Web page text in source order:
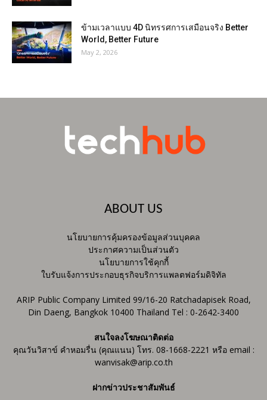
ข้ามเวลาแบบ 4D นิทรรศการเสมือนจริง Better
World, Better Future
May 2, 2026
ABOUT US
นโยบายการคุ้มครองข้อมูลส่วนบุคคล
ประกาศความเป็นส่วนตัว
นโยบายการใช้คุกกี้
ใบรับแจ้งการประกอบธุรกิจบริการแพลตฟอร์มดิจิทัล
ARIP Public Company Limited 99/16-20 Ratchadapisek Road,
Din Daeng, Bangkok 10400 Thailand Tel : 0-2642-3400
สนใจลงโฆษณาติดต่อ
คุณวันวิสาข์ คำหอมรื่น (คุณแนน) โทร. 08-1668-2221 หรือ email :
wanvisak@arip.co.th
ฝากข่าวประชาสัมพันธ์